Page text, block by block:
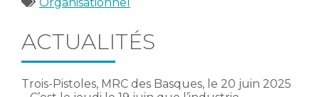
ACTUALITÉS
Trois-Pistoles, MRC des Basques, le 20 juin 2025